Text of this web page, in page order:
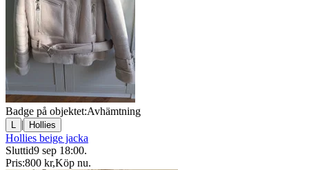
Badge på objektet:Avhämtning
L | Hollies
Hollies beige jacka
Sluttid9 sep 18:00.
Pris:800 kr,Köp nu.